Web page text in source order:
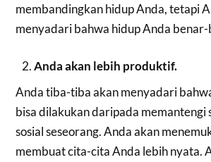
membandingkan hidup Anda, tetapi
menyadari bahwa hidup Anda
Anda akan lebih produktif.
Anda tiba-tiba akan menyadari
bisa dilakukan daripada memantengi
sosial seseorang. Anda akan
membuat cita-cita Anda lebih nyata.